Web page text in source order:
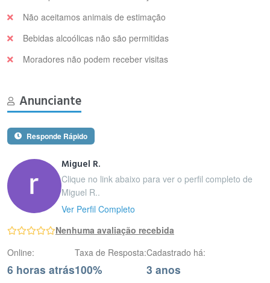
Não aceitamos animais de estimação
Bebidas alcoólicas não são permitidas
Moradores não podem receber visitas
Anunciante
Responde Rápido
Miguel R.
Clique no link abaixo para ver o perfil completo de
Miguel R..
Ver Perfil Completo
Nenhuma avaliação recebida
Online:
6 horas atrás
Taxa de Resposta:
100%
Cadastrado há:
3 anos